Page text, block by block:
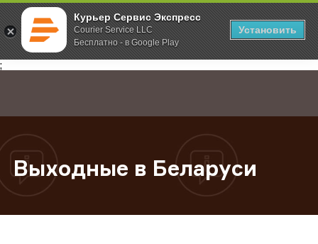
Курьер Сервис Экспресс
Courier Service LLC
Бесплатно - в Google Play
Установить
;
Главная О компании Новости Выходные в Беларуси
Выходные в Беларуси